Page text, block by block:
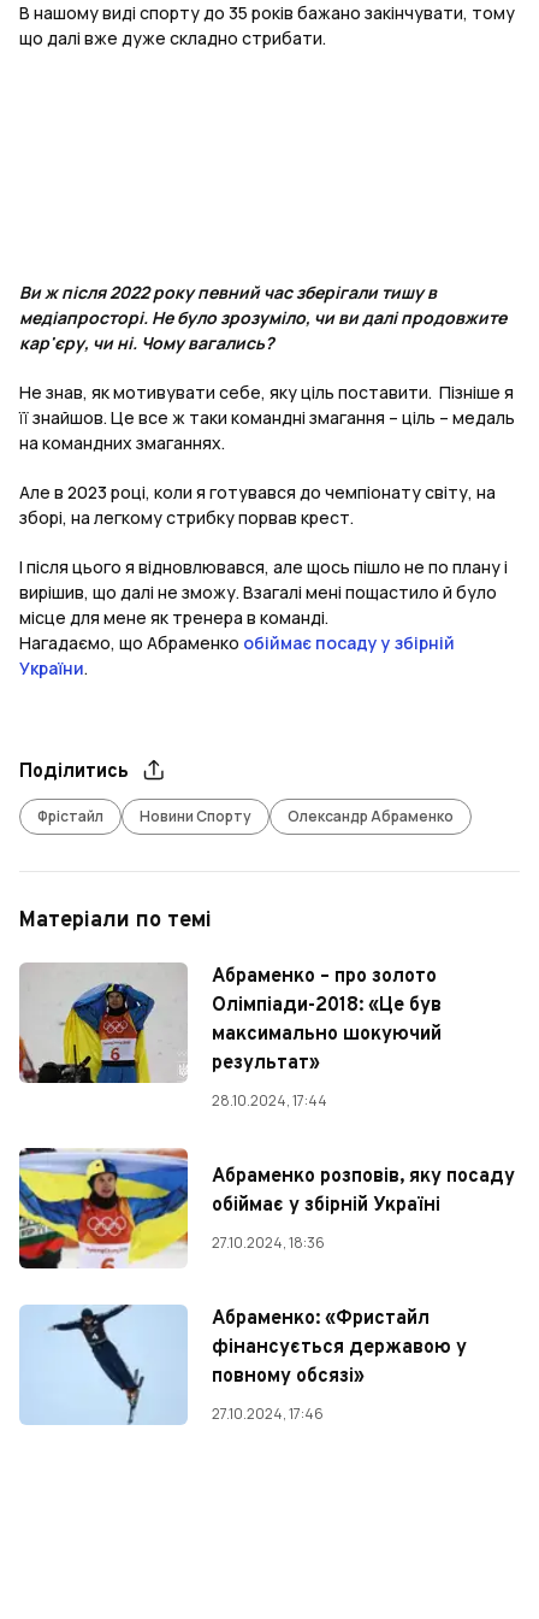
В нашому виді спорту до 35 років бажано закінчувати, тому
що далі вже дуже складно стрибати.
Ви ж після 2022 року певний час зберігали тишу в
медіапросторі. Не було зрозуміло, чи ви далі продовжите
кар'єру, чи ні. Чому вагались?
Не знав, як мотивувати себе, яку ціль поставити. Пізніше я
її знайшов. Це все ж таки командні змагання – ціль – медаль
на командних змаганнях.
Але в 2023 році, коли я готувався до чемпіонату світу, на
зборі, на легкому стрибку порвав крест.
І після цього я відновлювався, але щось пішло не по плану і
вирішив, що далі не зможу. Взагалі мені пощастило й було
місце для мене як тренера в команді.
Нагадаємо, що Абраменко обіймає посаду у збірній
України.
Поділитись
Фрістайл Новини Спорту Олександр Абраменко
Матеріали по темі
Абраменко – про золото
Олімпіади-2018: «Це був
максимально шокуючий
результат»
28.10.2024, 17:44
Абраменко розповів, яку посаду
обіймає у збірній Україні
27.10.2024, 18:36
Абраменко: «Фристайл
фінансується державою у
повному обсязі»
27.10.2024, 17:46